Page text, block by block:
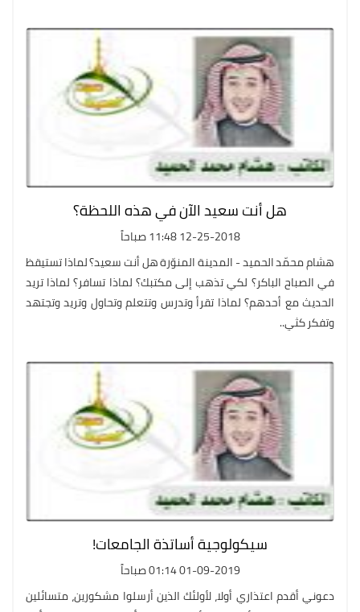
هل أنت سعيد الآن في هذه اللحظة؟
12-25-2018 11:48 صباحاً
هشام محمّد الحميد - المدينة المنوّرة هل أنت سعيد؟ لماذا تستيقظ
في الصباح الباكر؟ لكي تذهب إلى مكتبك؟ لماذا تسافر؟ لماذا تريد
الحديث مع أحدهم؟ لماذا تقرأ وتدرس وتتعلم وتحاول وتريد وتجتهد
وتفكر كثي..
سيكولوجية أساتذة الجامعات!
01-09-2019 01:14 صباحاً
دعوني أقدم اعتذاري أولا، لأولئك الذين أرسلوا مشكورين، متسائلين